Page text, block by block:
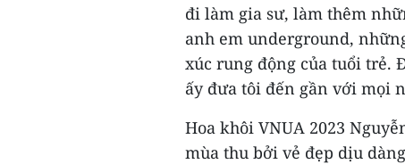
đi làm gia sư, làm thêm
anh em underground,
xúc rung động của tuổi trẻ.
ấy đưa tôi đến gần với mọi
Hoa khôi VNUA 2023
mùa thu bởi vẻ đẹp dịu